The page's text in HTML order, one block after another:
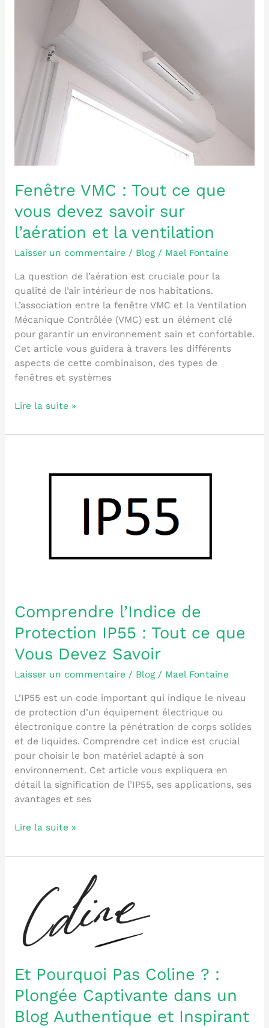
Fenêtre VMC : Tout ce que
vous devez savoir sur
l’aération et la ventilation
Laisser un commentaire / Blog/ Mael Fontaine
La question de l’aération est cruciale pour la
qualité de l’air intérieur de nos habitations.
L’association entre la fenêtre VMC et la Ventilation
Mécanique Contrôlée (VMC) est un élément clé
pour garantir un environnement sain et confortable.
Cet article vous guidera à travers les différents
aspects de cette combinaison, des types de
fenêtres et systèmes
devez
savoir
sur
l’aération
Lire la suite »
Comprendre l’Indice de
Protection IP55 : Tout ce que
Vous Devez Savoir
Laisser un commentaire / Blog/ Mael Fontaine
L’IP55 est un code important qui indique le niveau
de protection d’un équipement électrique ou
électronique contre la pénétration de corps solides
et de liquides. Comprendre cet indice est crucial
pour choisir le bon matériel adapté à son
environnement. Cet article vous expliquera en
détail la signification de l’IP55, ses applications, ses
avantages et ses
Savoir
Lire la suite »
Et Pourquoi Pas Coline ? :
Plongée Captivante dans un
Blog Authentique et Inspirant
Pourquoi
Coline
Captivante
dans
Blog